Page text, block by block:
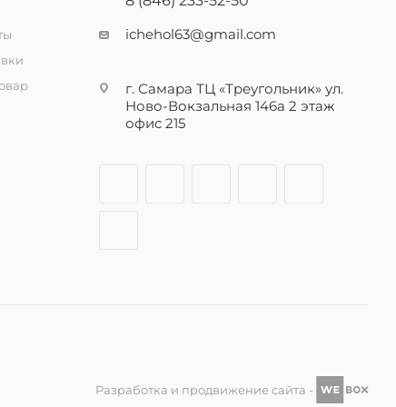
ichehol63@gmail.com
г. Самара ТЦ «Треугольник» ул.
Ново-Вокзальная 146а 2 этаж
офис 215
Разработка и продвижение сайта -